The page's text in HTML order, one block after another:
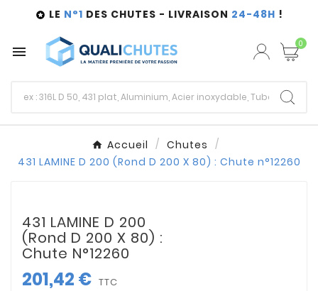
 LE N°1 DES CHUTES - LIVRAISON 24-48H !
 0
Accueil
Chutes
431 LAMINE D 200 (Rond D 200 X 80) : Chute n°12260
431 LAMINE D 200
(Rond D 200 X 80) :
Chute N°12260
201,42 € TTC